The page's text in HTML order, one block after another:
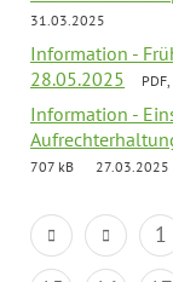
31.03.2025
Information -
28.05.2025
Information -
707 kB
27.03.2025
1